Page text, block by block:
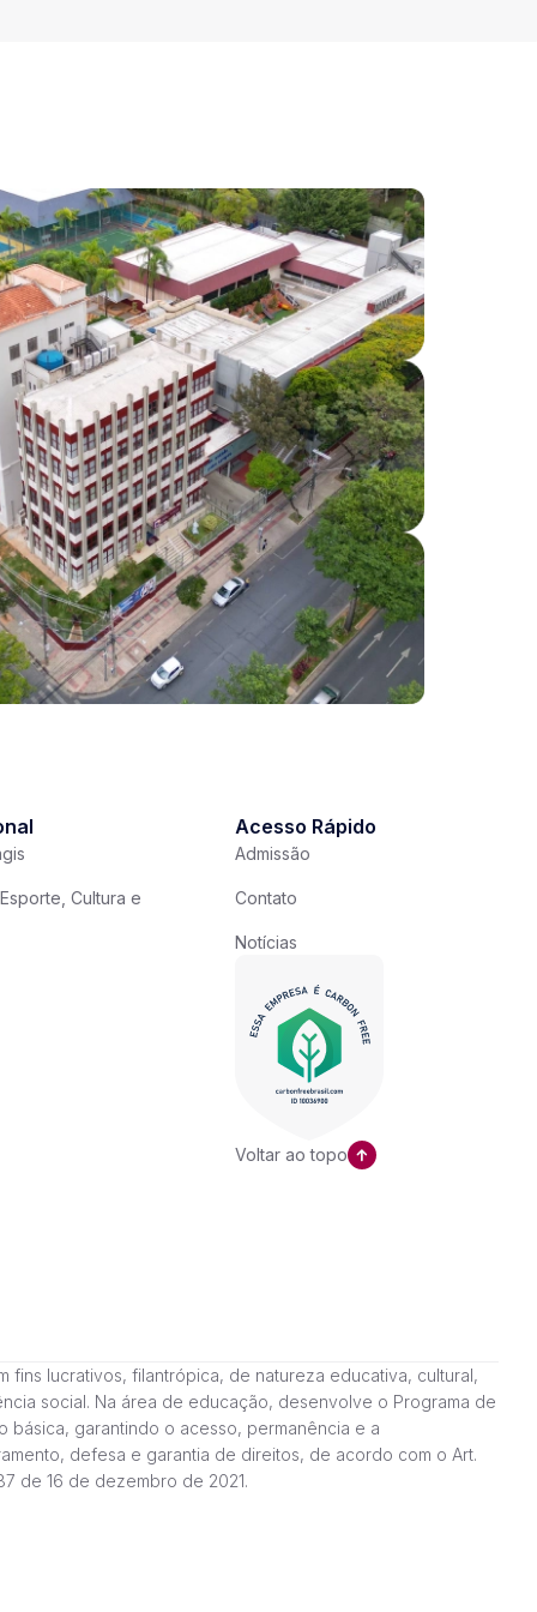
Cultura e
Acesso Rápido
Admissão
Contato
Notícias
Voltar ao topo
fins lucrativos, filantrópica, de natureza educativa, cultural,
social. Na área de educação, desenvolve o Programa de
básica, garantindo o acesso, permanência e a
defesa e garantia de direitos, de acordo com o Art.
de 16 de dezembro de 2021.